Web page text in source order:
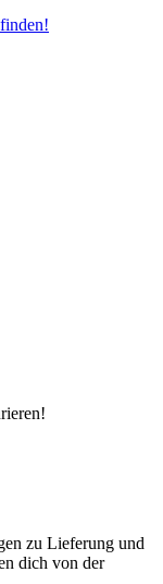
zu Lieferung und
dich von der